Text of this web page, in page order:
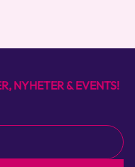
NYHETER & EVENTS!